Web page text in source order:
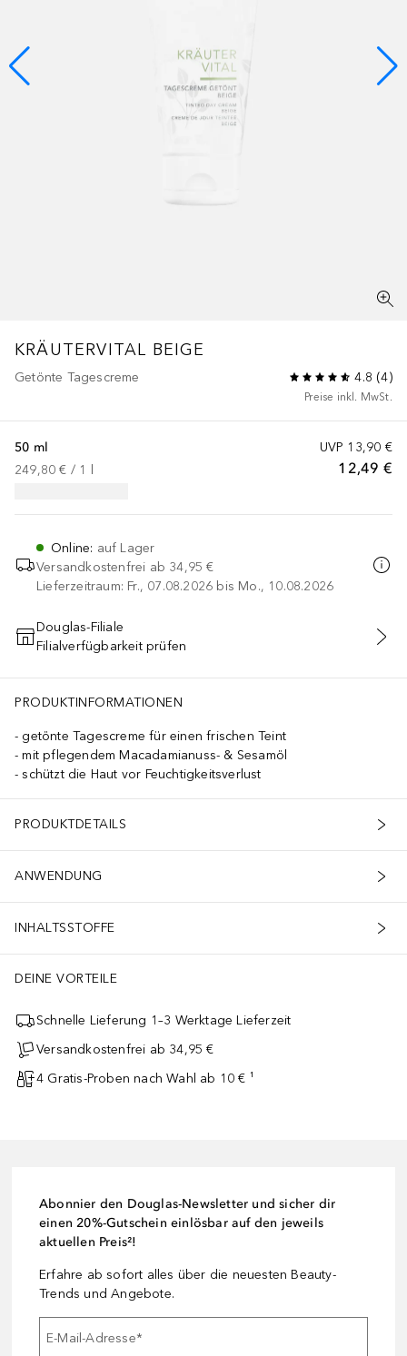
KRÄUTERVITAL BEIGE
Getönte Tagescreme 4.8 (4)
Preise inkl. MwSt.
UVP 13,90 €
12,49 €
50 ml
249,80 € / 1
Online: auf Lager
Versandkostenfrei ab 34,95 €
Lieferzeitraum: Fr., 07.08.2026 bis Mo., 10.08.2026
IN DEN WARENKORB
Douglas-Filiale
Filialverfügbarkeit prüfen
PRODUKTINFORMATIONEN
getönte Tagescreme für einen frischen Teint
mit pflegendem Macadamianuss- & Sesamöl
schützt die Haut vor Feuchtigkeitsverlust
PRODUKTDETAILS
ANWENDUNG
INHALTSSTOFFE
DEINE VORTEILE
Schnelle Lieferung 1–3 Werktage Lieferzeit
Versandkostenfrei ab 34,95 €
4 Gratis-Proben nach Wahl ab 10 € ¹
Abonnier den Douglas-Newsletter und sicher dir
einen 20%-Gutschein einlösbar auf den jeweils
aktuellen Preis²!
Erfahre ab sofort alles über die neuesten Beauty-
Trends und Angebote.
E-Mail-Adresse*